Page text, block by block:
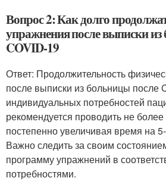
Вопрос 2: Как долго
упражнения после выписки
COVID-19
Ответ: Продолжительность
после выписки из больницы после
индивидуальных потребностей
рекомендуется проводить не
постепенно увеличивая время на
Важно следить за своим
программу упражнений в
потребностями.